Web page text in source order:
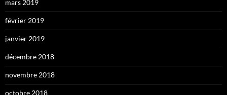
mars 2019
février 2019
janvier 2019
décembre 2018
novembre 2018
octobre 2018